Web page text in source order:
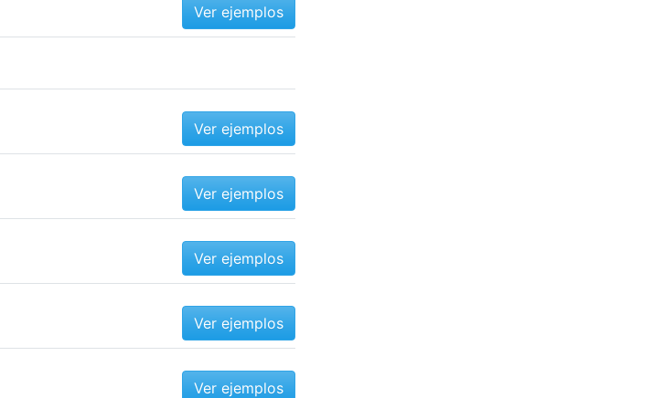
Ver ejemplos
Ver ejemplos
Ver ejemplos
Ver ejemplos
Ver ejemplos
Ver ejemplos